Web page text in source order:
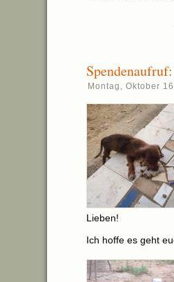
Montag, Oktober
Lieben!
Ich hoffe es geht